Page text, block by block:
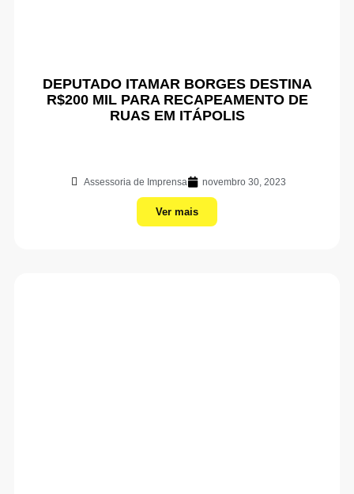
DEPUTADO ITAMAR BORGES DESTINA
R$200 MIL PARA RECAPEAMENTO DE
RUAS EM ITÁPOLIS
Assessoria de Imprensa novembro 30, 2023
Ver mais